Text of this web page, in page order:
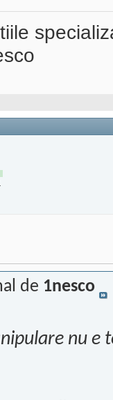
de 1nesco
nu